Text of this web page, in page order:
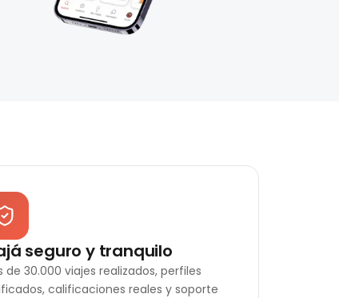
seguro y tranquilo
de 30.000 viajes realizados, perfiles
calificaciones reales y soporte